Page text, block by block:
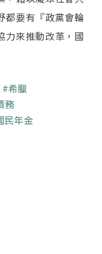
都要有『政黨會輪
力來推動改革，國
希臘
務
民年金